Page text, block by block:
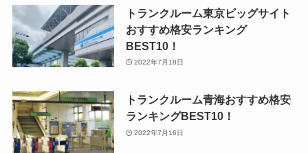
トランクルーム東京ビッグサイト
おすすめ格安ランキング
BEST10！
2022年7月18日
トランクルーム青海おすすめ格安
ランキングBEST10！
2022年7月16日